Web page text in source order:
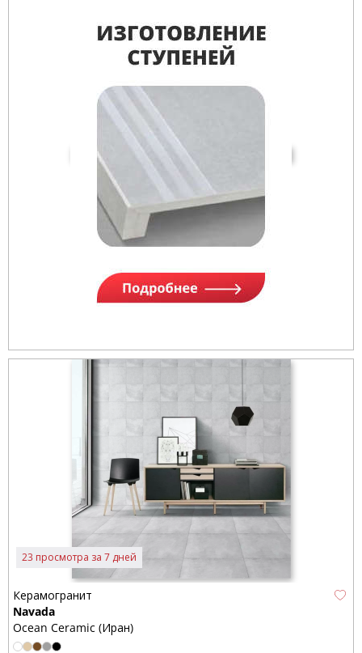
23 просмотра за 7 дней
Керамогранит
Navada
Ocean Ceramic (Иран)